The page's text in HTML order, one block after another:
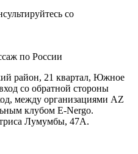
со
по России
район, 21 квартал, Южное
со обратной стороны
между организациями AZ
клубом E-Nergo.
Лумумбы, 47А.